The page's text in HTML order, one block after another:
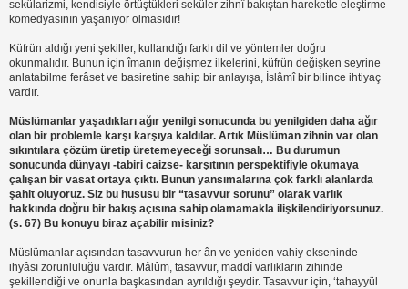
sekülarizmi, kendisiyle örtüştükleri seküler zihnî bakıştan hareketle eleştirme
komedyasının yaşanıyor olmasıdır!
Küfrün aldığı yeni şekiller, kullandığı farklı dil ve yöntemler doğru
okunmalıdır. Bunun için îmanın değişmez ilkelerini, küfrün değişken seyrine
anlatabilme ferâset ve basiretine sahip bir anlayışa, İslâmî bir bilince ihtiyaç
vardır.
Müslümanlar yaşadıkları ağır yenilgi sonucunda bu yenilgiden daha ağır
olan bir problemle karşı karşıya kaldılar. Artık Müslüman zihnin var olan
sıkıntılara çözüm üretip üretemeyeceği sorunsalı… Bu durumun
sonucunda dünyayı -tabiri caizse- karşıtının perspektifiyle okumaya
çalışan bir vasat ortaya çıktı. Bunun yansımalarına çok farklı alanlarda
şahit oluyoruz. Siz bu hususu bir “tasavvur sorunu” olarak varlık
hakkında doğru bir bakış açısına sahip olamamakla ilişkilendiriyorsunuz.
(s. 67) Bu konuyu biraz açabilir misiniz?
Müslümanlar açısından tasavvurun her ân ve yeniden vahiy ekseninde
ihyâsı zorunluluğu vardır. Mâlûm, tasavvur, maddî varlıkların zihinde
şekillendiği ve onunla başkasından ayrıldığı şeydir. Tasavvur için, ‘tahayyül